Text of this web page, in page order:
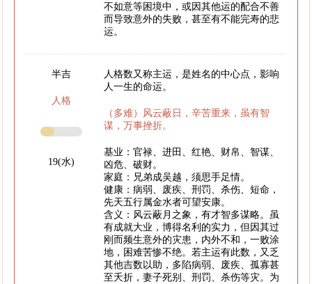
不如意等困境中，或因其他运的配合不善
而导致意外的失败，甚至有不能完寿的悲
运。
半吉
人格
19(水)
人格数又称主运，是姓名的中心点，影响
人一生的命运。
（多难）风云蔽日，辛苦重来，虽有智
谋，万事挫折。
基业：官禄、进田、红艳、财帛、智谋、
凶危、破财。
家庭：兄弟成吴越，须思手足情。
健康：病弱、废疾、刑罚、杀伤、短命，
先天五行属金水者可望安康。
含义：风云蔽月之象，有才智多谋略。虽
有成就大业，博得名利的实力，但因其过
刚而频生意外的灾患，内外不和，一败涂
地，困难苦惨不绝。若主运有此数，又乏
其他吉数以助，多陷病弱、废疾、孤寡甚
至夭折，妻子死别、刑罚、杀伤等灾。为